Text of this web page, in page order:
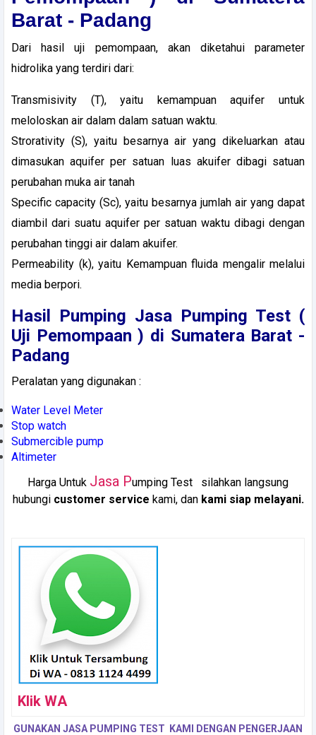
Barat - Padang
Dari hasil uji pemompaan, akan diketahui parameter
hidrolika yang terdiri dari:
Transmisivity (T), yaitu kemampuan aquifer untuk
meloloskan air dalam dalam satuan waktu.
Strorativity (S), yaitu besarnya air yang dikeluarkan atau
dimasukan aquifer per satuan luas akuifer dibagi satuan
perubahan muka air tanah
Specific capacity (Sc), yaitu besarnya jumlah air yang dapat
diambil dari suatu aquifer per satuan waktu dibagi dengan
perubahan tinggi air dalam akuifer.
Permeability (k), yaitu Kemampuan fluida mengalir melalui
media berpori.
Hasil Pumping Jasa Pumping Test (
Uji Pemompaan ) di Sumatera Barat -
Padang
Peralatan yang digunakan :
Water Level Meter
Stop watch
Submercible pump
Altimeter
Harga Untuk Jasa Pumping Test silahkan langsung
hubungi customer service kami, dan kami siap melayani.
Klik WA
GUNAKAN JASA PUMPING TEST KAMI DENGAN PENGERJAAN